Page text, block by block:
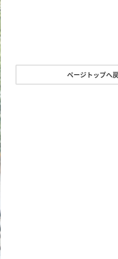
ページトップへ